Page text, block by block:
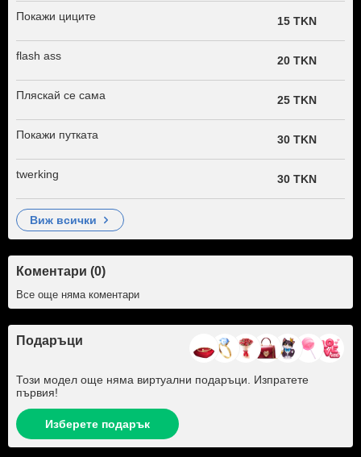
Покажи циците 15 TKN
flash ass 20 TKN
Пляскай се сама 25 TKN
Покажи путката 30 TKN
twerking 30 TKN
виж всички
Коментари (0)
Все още няма коментари
Подаръци
Този модел още няма виртуални подаръци. Изпратете
първия!
Изберете подарък